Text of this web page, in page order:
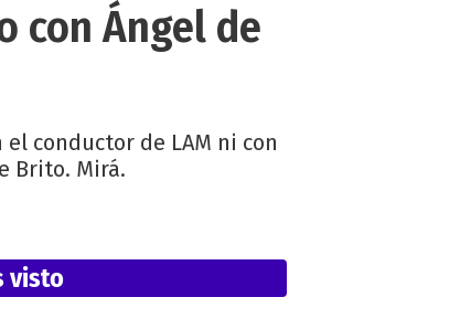
con Ángel de
conductor de LAM ni con
Brito. Mirá.
visto